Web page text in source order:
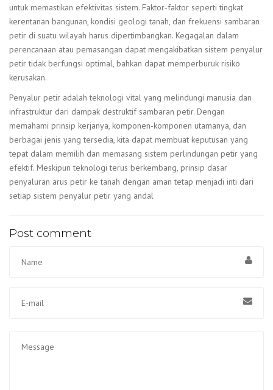
untuk memastikan efektivitas sistem. Faktor-faktor seperti tingkat
kerentanan bangunan, kondisi geologi tanah, dan frekuensi sambaran
petir di suatu wilayah harus dipertimbangkan. Kegagalan dalam
perencanaan atau pemasangan dapat mengakibatkan sistem penyalur
petir tidak berfungsi optimal, bahkan dapat memperburuk risiko
kerusakan.
Penyalur petir adalah teknologi vital yang melindungi manusia dan
infrastruktur dari dampak destruktif sambaran petir. Dengan
memahami prinsip kerjanya, komponen-komponen utamanya, dan
berbagai jenis yang tersedia, kita dapat membuat keputusan yang
tepat dalam memilih dan memasang sistem perlindungan petir yang
efektif. Meskipun teknologi terus berkembang, prinsip dasar
penyaluran arus petir ke tanah dengan aman tetap menjadi inti dari
setiap sistem penyalur petir yang andal
Post comment